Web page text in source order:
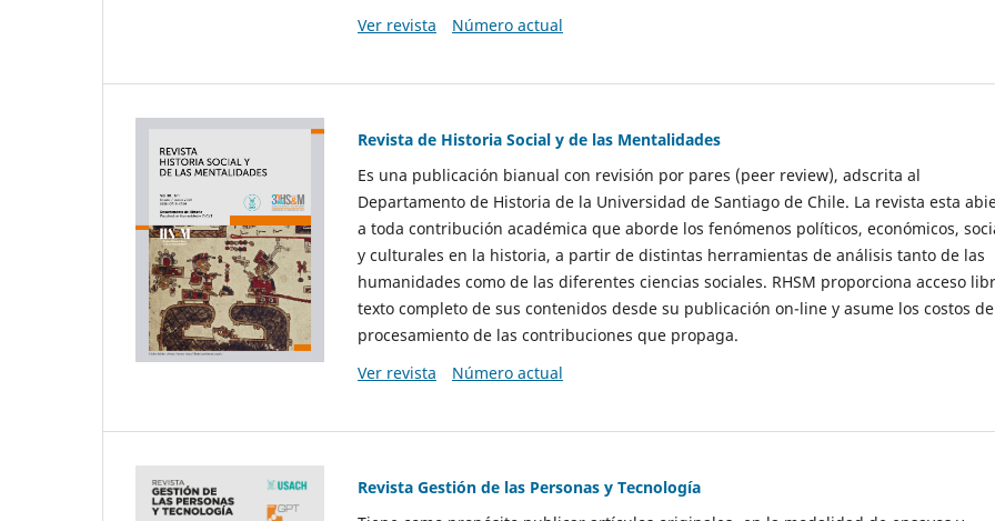
Ver revista
Número actual
Revista de Historia Social y de las Mentalidades
Es una publicación bianual con revisión por pares (peer review), adscrita al
Departamento de Historia de la Universidad de Santiago de Chile. La revista esta
a toda contribución académica que aborde los fenómenos políticos, económicos,
y culturales en la historia, a partir de distintas herramientas de análisis tanto de las
humanidades como de las diferentes ciencias sociales. RHSM proporciona acceso
texto completo de sus contenidos desde su publicación on-line y asume los costos de
procesamiento de las contribuciones que propaga.
Ver revista
Número actual
Revista Gestión de las Personas y Tecnología